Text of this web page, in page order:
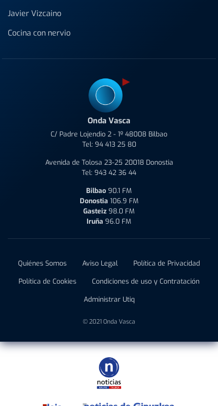
Javier Vizcaino
Cocina con nervio
Onda Vasca
C/ Padre Lojendio 2 - 1º 48008 Bilbao
Tel: 94 413 25 80
Avenida de Tolosa 23-25 20018 Donostia
Tel: 943 42 36 44
Bilbao 90.1 FM
Donostia 106.9 FM
Gasteiz 98.0 FM
Iruña 96.0 FM
Quiénes Somos Aviso Legal
Política de Privacidad
Política de Cookies
Condiciones de uso y Contratación
Administrar Utiq
© 2021 Onda Vasca